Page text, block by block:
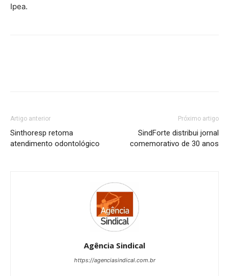
Ipea.
Artigo anterior
Sinthoresp retoma
atendimento odontológico
Próximo artigo
SindForte distribui jornal
comemorativo de 30 anos
Agência Sindical
https://agenciasindical.com.br